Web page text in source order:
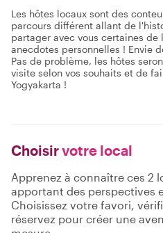
Les hôtes locaux sont des
parcours différent allant de
partager avec vous certaines
anecdotes personnelles ! Envie
Pas de problème, les hôtes
visite selon vos souhaits et de
Yogyakarta !
Choisirvotre local
Apprenez à connaître ces 2
apportant des perspectives
Choisissez votre favori,
réservez pour créer une